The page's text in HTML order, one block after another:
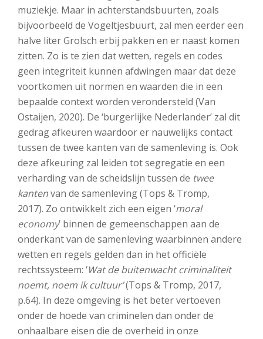
muziekje. Maar in achterstandsbuurten, zoals
bijvoorbeeld de Vogeltjesbuurt, zal men eerder een
halve liter Grolsch erbij pakken en er naast komen
zitten. Zo is te zien dat wetten, regels en codes
geen integriteit kunnen afdwingen maar dat deze
voortkomen uit normen en waarden die in een
bepaalde context worden verondersteld (Van
Ostaijen, 2020). De ‘burgerlijke Nederlander’ zal dit
gedrag afkeuren waardoor er nauwelijks contact
tussen de twee kanten van de samenleving is. Ook
deze afkeuring zal leiden tot segregatie en een
verharding van de scheidslijn tussen de twee
kantenvan de samenleving (Tops & Tromp,
2017). Zo ontwikkelt zich een eigen ‘moral
economy’ binnen de gemeenschappen aan de
onderkant van de samenleving waarbinnen andere
wetten en regels gelden dan in het officiële
rechtssysteem: ‘Wat de buitenwacht criminaliteit
noemt, noem ik cultuur’(Tops & Tromp, 2017,
p.64). In deze omgeving is het beter vertoeven
onder de hoede van criminelen dan onder de
onhaalbare eisen die de overheid in onze